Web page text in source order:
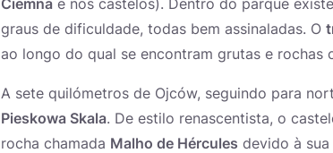
graus de dificuldade, todas bem assinaladas. O
ao longo do qual se encontram grutas e rochas
A sete quilómetros de Ojców, seguindo para
Pieskowa Skala. De estilo renascentista, o
rocha chamada Malho de Hércules devido à